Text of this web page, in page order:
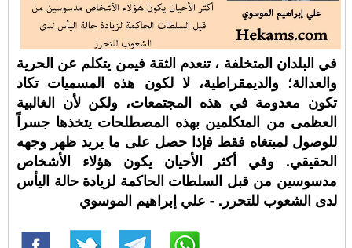
في البلدان المتخلفة ، تنعدم الثقة فيمن يتكلم عن الحرية
والعدالة؛ والديمقراطية، لا لكون هذه المسميات تكاد
تكون معدومة في هذه المجتمعات، ولكن لأن الغالبية
العظمى من المتكلمين بهذه المصطلحات يتخذها جسراً
للوصول لمبتغاه فقط فإذا حصل على ما يريد ظهر وجهه
الحقيقي. وفي أكثر الأحيان يكون هؤلاء الأشخاص
مدسوسين من قبل السلطات الحاكمة لزيادة حالة اليأس
لدى الشعوب للتحرر. - علي إبراهيم الموسوي